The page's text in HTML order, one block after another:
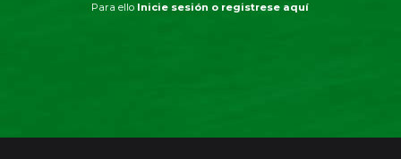
Para ello Inicie sesión o registrese aquí